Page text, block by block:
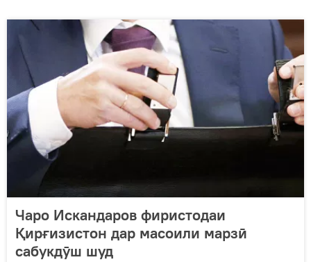
Чаро Искандаров фиристодаи
Қирғизистон дар масоили марзӣ
сабукдӯш шуд